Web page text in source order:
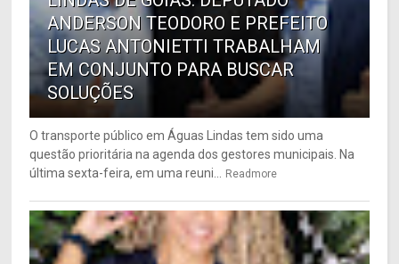
ANDERSON TEODORO E PREFEITO
LUCAS ANTONIETTI TRABALHAM
EM CONJUNTO PARA BUSCAR
SOLUÇÕES
O transporte público em Águas Lindas tem sido uma
questão prioritária na agenda dos gestores municipais. Na
última sexta-feira, em uma reuni... Readmore